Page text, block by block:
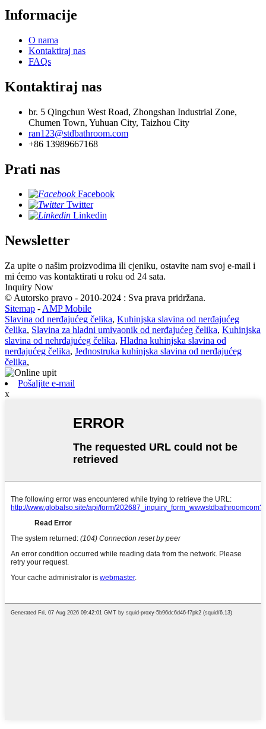
Informacije
O nama
Kontaktiraj nas
FAQs
Kontaktiraj nas
br. 5 Qingchun West Road, Zhongshan Industrial Zone,
Chumen Town, Yuhuan City, Taizhou City
ran123@stdbathroom.com
+86 13989667168
Prati nas
Facebook
Twitter
Linkedin
Newsletter
Za upite o našim proizvodima ili cjeniku, ostavite nam svoj e-mail i
mi ćemo vas kontaktirati u roku od 24 sata.
Inquiry Now
© Autorsko pravo - 2010-2024 : Sva prava pridržana.
Sitemap - AMP Mobile
Slavina od nerđajućeg čelika, Kuhinjska slavina od nerđajućeg
čelika, Slavina za hladni umivaonik od nerđajućeg čelika, Kuhinjska
slavina od nehrđajućeg čelika, Hladna kuhinjska slavina od
nerđajućeg čelika, Jednostruka kuhinjska slavina od nerđajućeg
čelika,
Pošaljite e-mail
x